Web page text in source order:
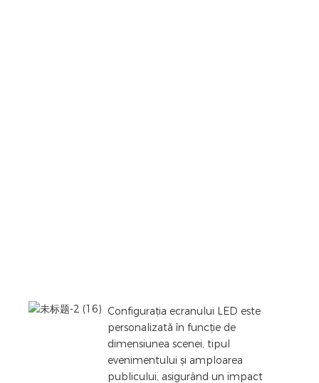
Configurația ecranului LED este
personalizată în funcție de
dimensiunea scenei, tipul
evenimentului și amploarea
publicului, asigurând un impact